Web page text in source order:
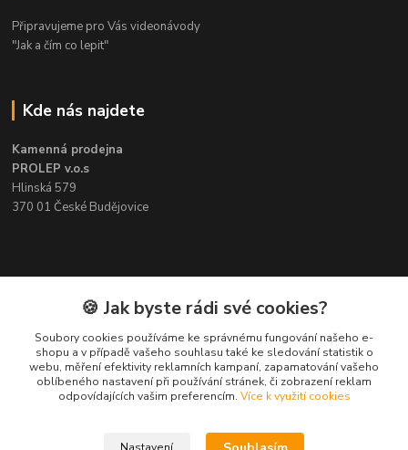
Připravujeme pro Vás videonávody
"Jak a čím co lepit"
Kde nás najdete
Kamenná prodejna
PROLEP v.o.s
Hlinská 579
370 01 České Budějovice
Kontakt
Pavel Šedivý
+420 602 148 895
Pracovní doba PO - PÁ: 8,00-16,30
🍪 Jak byste rádi své cookies?
Soubory cookies používáme ke správnému fungování našeho e-
shopu a v případě vašeho souhlasu také ke sledování statistik o
webu, měření efektivity reklamních kampaní, zapamatování vašeho
oblíbeného nastavení při používání stránek, či zobrazení reklam
odpovídajících vašim preferencím. Více k využití cookies